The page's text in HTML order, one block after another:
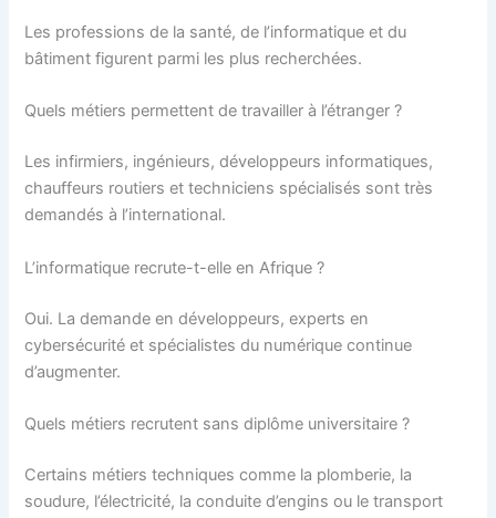
Les professions de la santé, de l’informatique et du
bâtiment figurent parmi les plus recherchées.
Quels métiers permettent de travailler à l’étranger ?
Les infirmiers, ingénieurs, développeurs informatiques,
chauffeurs routiers et techniciens spécialisés sont très
demandés à l’international.
L’informatique recrute-t-elle en Afrique ?
Oui. La demande en développeurs, experts en
cybersécurité et spécialistes du numérique continue
d’augmenter.
Quels métiers recrutent sans diplôme universitaire ?
Certains métiers techniques comme la plomberie, la
soudure, l’électricité, la conduite d’engins ou le transport